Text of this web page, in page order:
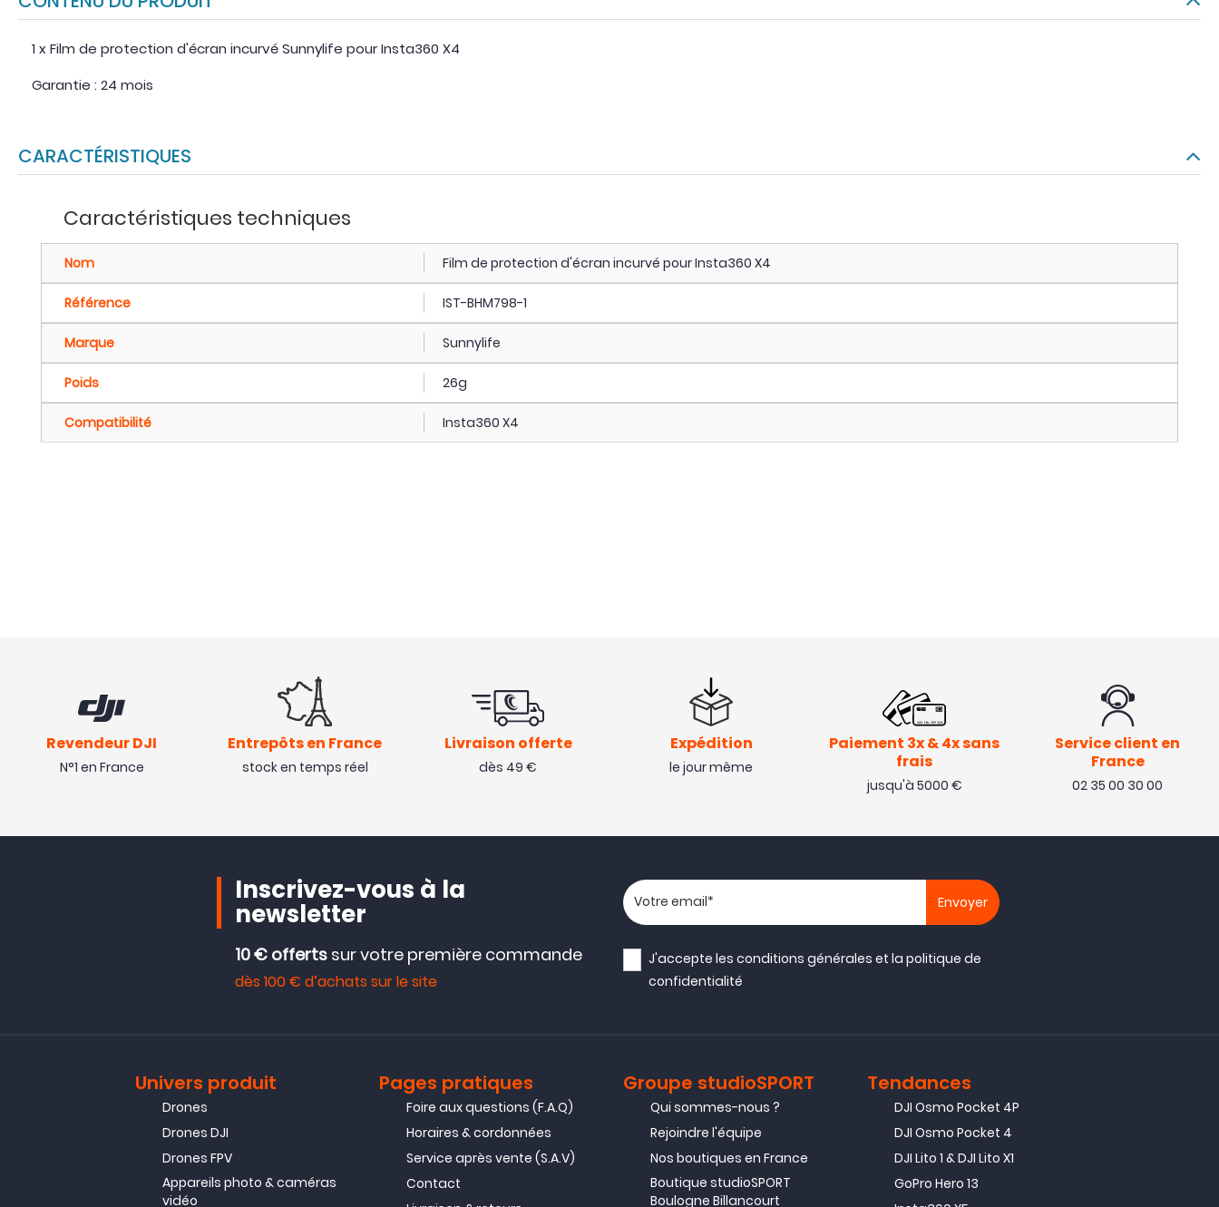
1 x Film de protection d'écran incurvé Sunnylife pour Insta360 X4
Garantie : 24 mois
CARACTÉRISTIQUES
Caractéristiques techniques
Nom Film de protection d'écran incurvé pour Insta360 X4
Référence IST-BHM798-1
Marque Sunnylife
Poids 26g
Compatibilité Insta360 X4
Revendeur DJI
N°1 en France
Entrepôts en France
stock en temps réel
Livraison offerte
dès 49 €
Expédition
le jour même
Paiement 3x & 4x sans
frais
jusqu'à 5000 €
Service client en
France
02 35 00 30 00
Inscrivez-vous à la
newsletter
10 € offerts sur votre première commande
dès 100 € d’achats sur le site
Votre adresse email
J'accepte lesconditions générales et lapolitique de
confidentialité
Univers produit
Drones
Drones DJI
Drones FPV
Appareils photo & caméras
vidéo
Pages pratiques
Foire aux questions (F.A.Q)
Horaires & cordonnées
Service après vente (S.A.V)
Contact
Groupe studioSPORT
Qui sommes-nous ?
Rejoindre l'équipe
Nos boutiques en France
Boutique studioSPORT
Boulogne Billancourt
Tendances
DJI Osmo Pocket 4P
DJI Osmo Pocket 4
DJI Lito 1 & DJI Lito X1
GoPro Hero 13